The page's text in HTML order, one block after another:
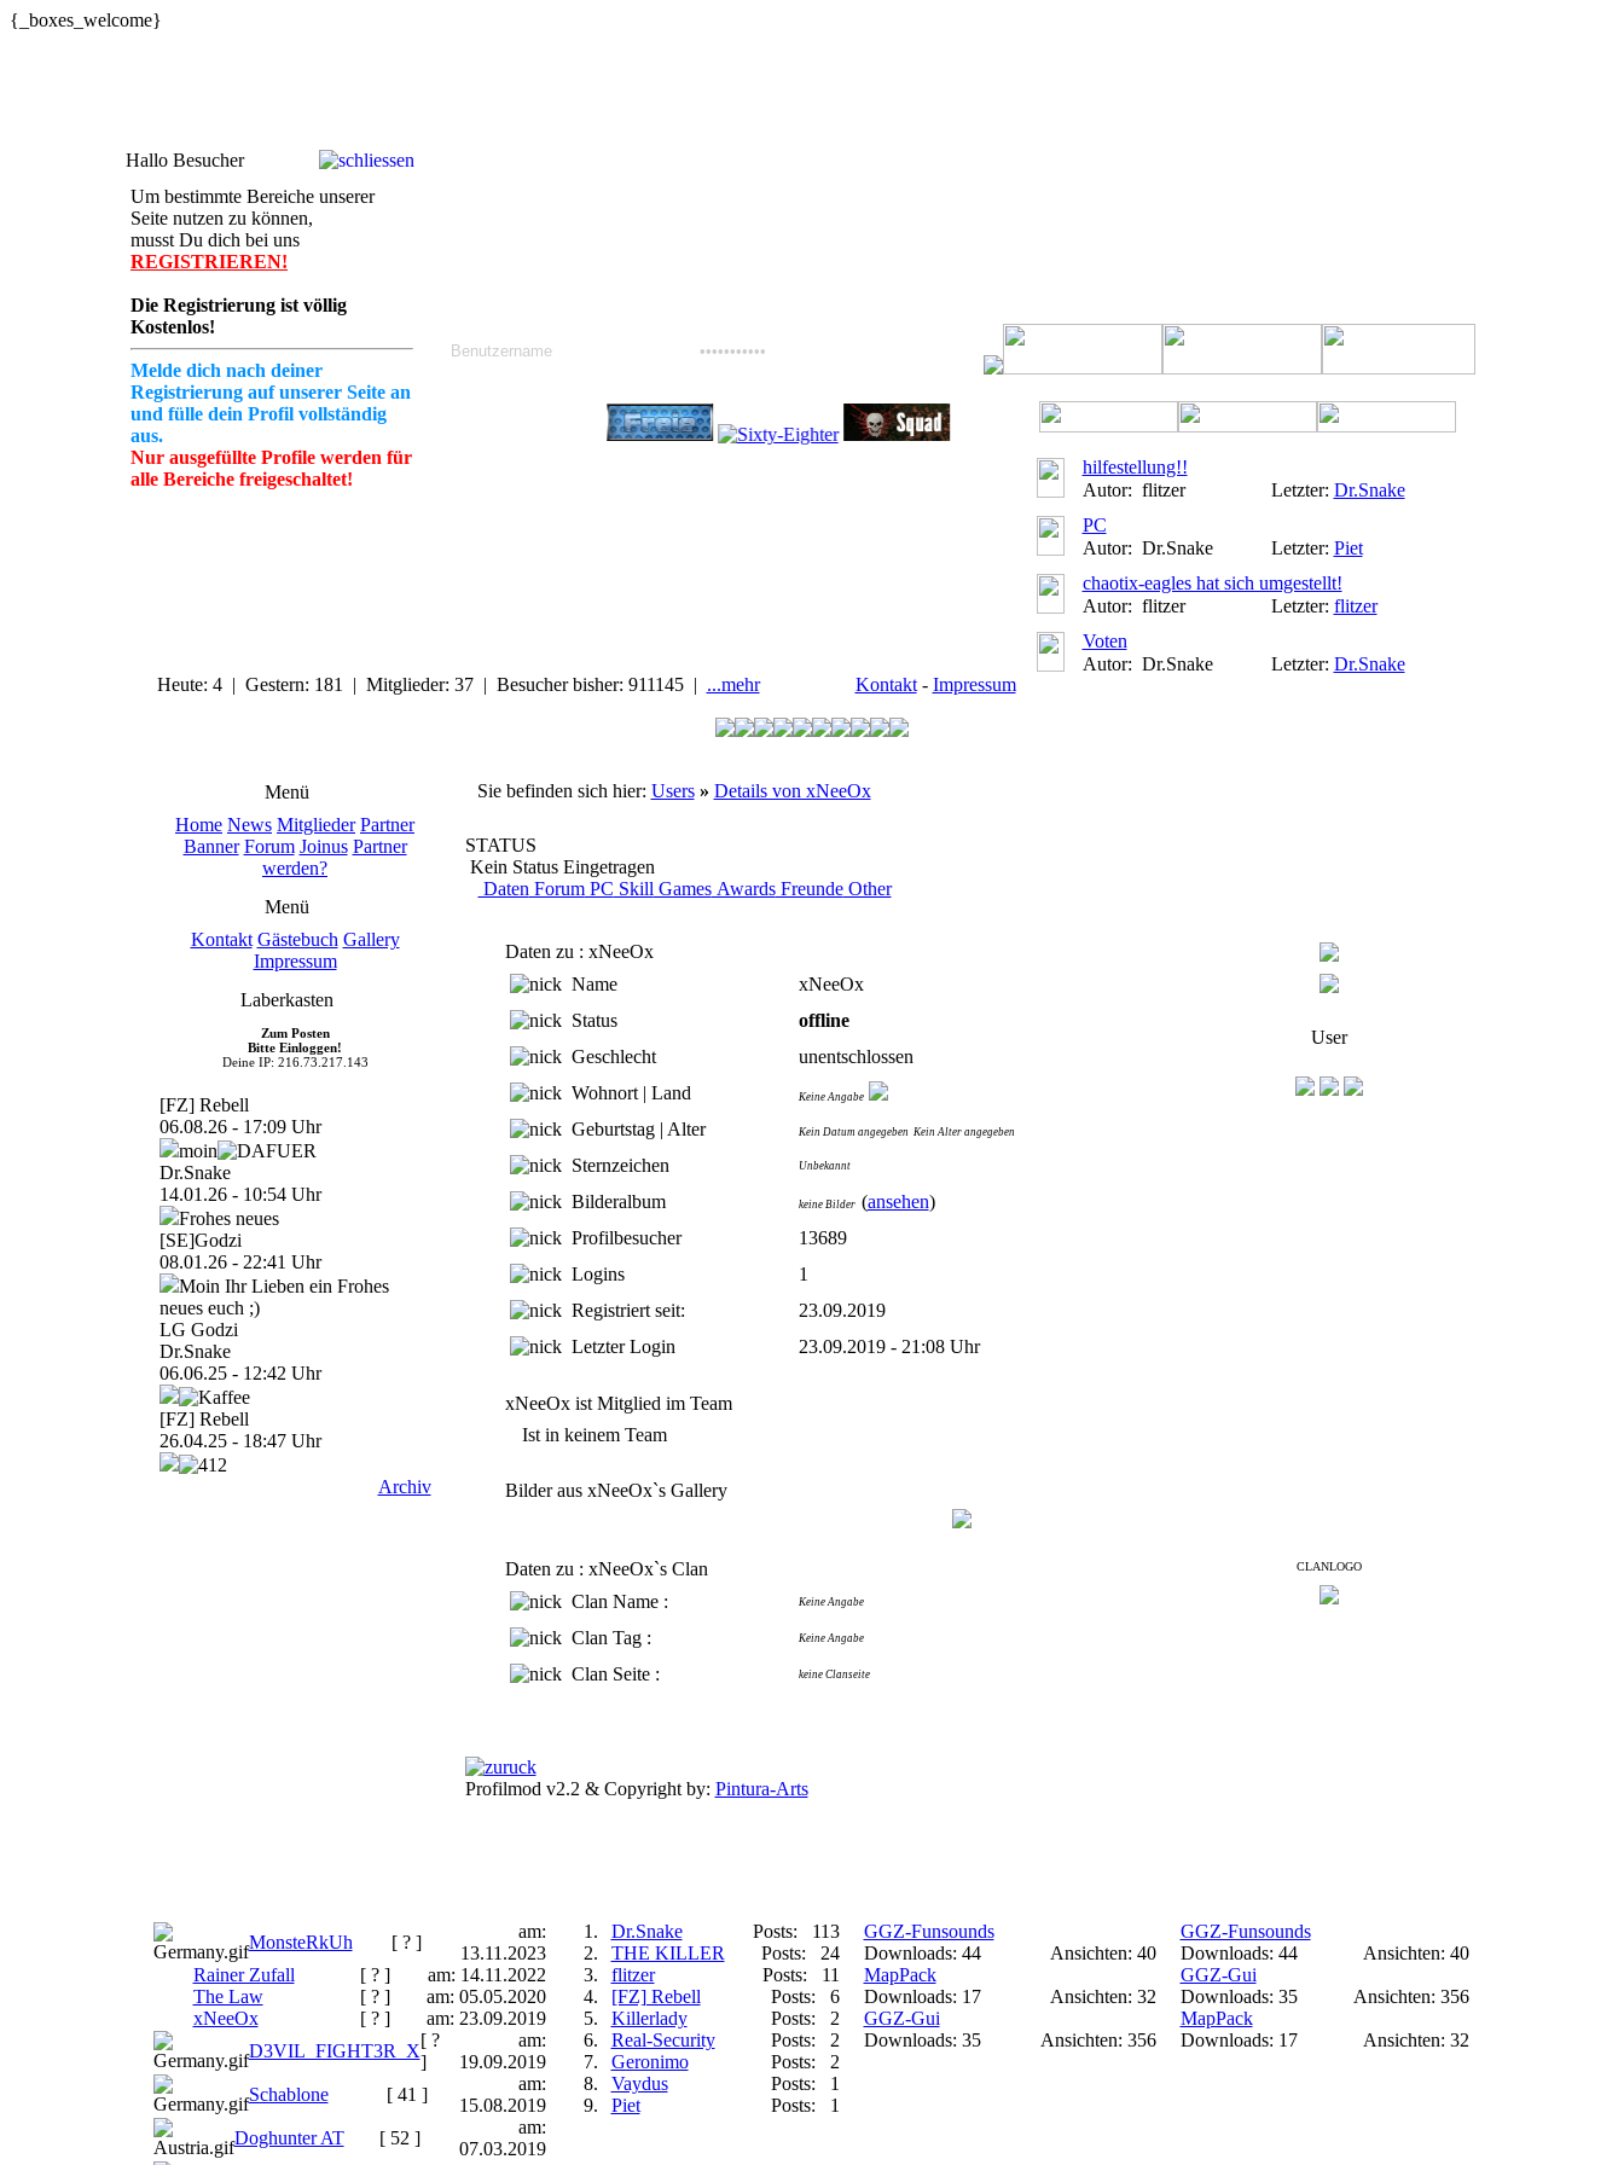
{_boxes_welcome}
Hallo Besucher
Um bestimmte Bereiche unserer
Seite nutzen zu können,
musst Du dich bei uns
REGISTRIEREN!
Die Registrierung ist völlig
Kostenlos!
Melde dich nach deiner
Registrierung auf unserer Seite an
und fülle dein Profil vollständig
aus.
Nur ausgefüllte Profile werden für
alle Bereiche freigeschaltet!
Heute: 4 | Gestern: 181 | Mitglieder: 37 | Besucher bisher: 911145 | ...mehr Kontakt- Impressum
hilfestellung!!
Autor: flitzer Letzter: Dr.Snake
PC
Autor: Dr.Snake Letzter: Piet
chaotix-eagles hat sich umgestellt!
Autor: flitzer Letzter: flitzer
Voten
Autor: Dr.Snake Letzter: Dr.Snake
Menü
Home News Mitglieder Partner
Banner Forum Joinus Partner
werden?
Menü
Kontakt Gästebuch Gallery
Impressum
Laberkasten
Zum Posten
Bitte Einloggen!
Deine IP: 216.73.217.143
[FZ] Rebell
06.08.26 - 17:09 Uhr
moin
Dr.Snake
14.01.26 - 10:54 Uhr
Frohes neues
[SE]Godzi
08.01.26 - 22:41 Uhr
Moin Ihr Lieben ein Frohes
neues euch ;)
LG Godzi
Dr.Snake
06.06.25 - 12:42 Uhr
[FZ] Rebell
26.04.25 - 18:47 Uhr
Archiv
Sie befinden sich hier: Users» Details von xNeeOx
STATUS
Kein Status Eingetragen
Daten ForumPC Skill GamesAwardsFreundeOther
Daten zu : xNeeOx
Name
xNeeOx
Status
offline
Geschlecht
unentschlossen
Wohnort | Land
Keine Angabe
Geburtstag | Alter Kein Datum angegeben Kein Alter angegeben
Sternzeichen Unbekannt
Bilderalbum keine Bilder (ansehen)
Profilbesucher
13689
Logins
1
Registriert seit:
23.09.2019
Letzter Login
23.09.2019 - 21:08 Uhr
xNeeOx ist Mitglied im Team
Ist in keinem Team
User
Bilder aus xNeeOx`s Gallery
Daten zu : xNeeOx`s Clan
Clan Name :
Keine Angabe
Clan Tag : Keine Angabe
Clan Seite : keine Clanseite
CLANLOGO
Profilmod v2.2 & Copyright by: Pintura-Arts
MonsteRkUh [ ? ]
am:
13.11.2023
Rainer Zufall
[ ? ]
am: 14.11.2022
The Law
[ ? ]
am: 05.05.2020
xNeeOx
[ ? ]
am: 23.09.2019
D3VIL_FIGHT3R_X
[ ?
]
am:
19.09.2019
Schablone
[ 41 ]
am:
15.08.2019
Doghunter AT
[ 52 ]
am:
07.03.2019
1. Dr.Snake
Posts: 113
2.
THE KILLER
Posts: 24
3.
flitzer
Posts: 11
4.
[FZ] Rebell
Posts: 6
5.
Killerlady
Posts: 2
6.
Real-Security
Posts: 2
7.
Geronimo
Posts: 2
8.
Vaydus
Posts: 1
9.
Piet Posts: 1
GGZ-Funsounds
Downloads: 44
Ansichten: 40
MapPack
Downloads: 17
Ansichten: 32
GGZ-Gui
Downloads: 35
Ansichten: 356
GGZ-Funsounds
Downloads: 44
Ansichten: 40
GGZ-Gui
Downloads: 35
Ansichten: 356
MapPack
Downloads: 17
Ansichten: 32